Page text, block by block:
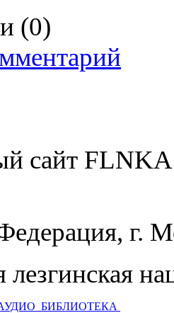
(0)
сайт
г.
лезгинская
БИБЛИОТЕКА